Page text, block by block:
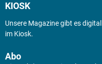
KIOSK
Unsere Magazine gibt es digital
im Kiosk.
Abo